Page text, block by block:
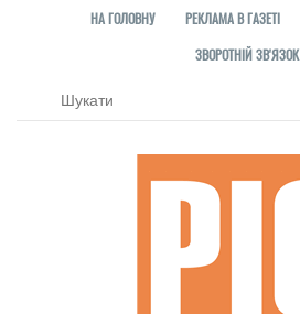
НА ГОЛОВНУ РЕКЛАМА В ГАЗЕТІ
ЗВОРОТНІЙ ЗВ'ЯЗОК